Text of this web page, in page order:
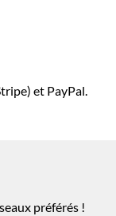
et PayPal.
préférés !